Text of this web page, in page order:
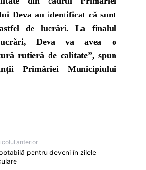
Deva au identificat că sunt
astfel de lucrări.La finalul
Deva va avea o
rutieră de calitate”, spun
Primăriei Municipiului
anterior
pentru deveni în zilele